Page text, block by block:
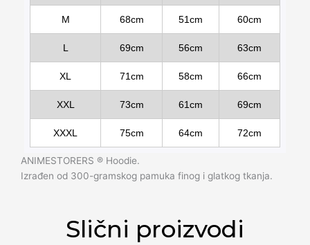
M 68cm 51cm 60cm
L 69cm 56cm 63cm
XL 71cm 58cm 66cm
XXL 73cm 61cm 69cm
XXXL 75cm 64cm 72cm
ANIMESTORERS ®️ Hoodie.
Izrađen od 300-gramskog pamuka finog i glatkog tkanja.
Slični proizvodi